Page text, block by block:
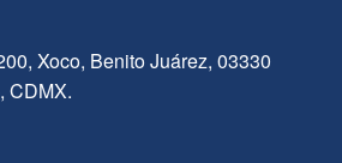
Xoco, Benito Juárez, 03330
CDMX.